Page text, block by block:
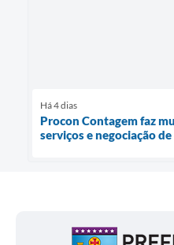
Há 4 dias
Procon Contagem faz
serviços e negociação